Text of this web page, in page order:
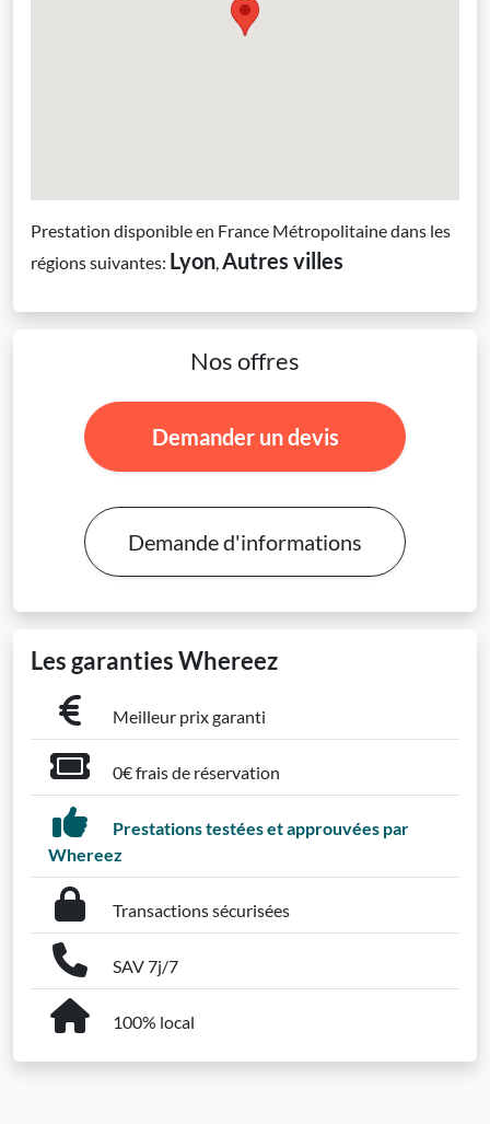
Prestation disponible en France Métropolitaine dans les
régions suivantes: Lyon,Autres villes
Nos offres
Demander un devis
Demande d'informations
Les garanties Whereez
Meilleur prix garanti
0€ frais de réservation
Prestations testées et approuvées par
Whereez
Transactions sécurisées
SAV 7j/7
100% local